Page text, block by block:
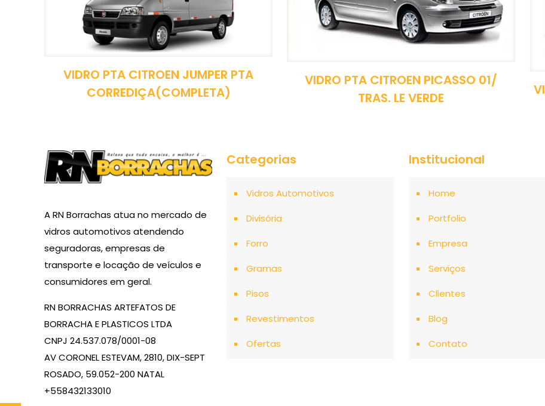
VIDRO PTA CITROEN JUMPER PTA
CORREDIÇA(COMPLETA)
VIDRO PTA CITROEN PICASSO 01/
TRAS. LE VERDE
A RN Borrachas atua no mercado de
vidros automotivos atendendo
seguradoras, empresas de
transporte e locação de veículos e
consumidores em geral.
RN BORRACHAS ARTEFATOS DE
BORRACHA E PLASTICOS LTDA
CNPJ 24.537.078/0001-08
AV CORONEL ESTEVAM, 2810, DIX-SEPT
ROSADO, 59.052-200 NATAL
+558432133010
Categorias
Vidros Automotivos
Divisória
Forro
Gramas
Pisos
Revestimentos
Ofertas
Institucional
Home
Portfolio
Empresa
Serviços
Clientes
Blog
Contato